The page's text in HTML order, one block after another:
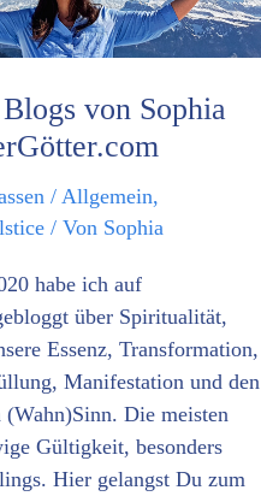
von Sophia
/ Allgemein,
/ Von Sophia
habe ich auf
über Spiritualität,
Essenz, Transformation,
Manifestation und den
(Wahn)Sinn. Die meisten
Gültigkeit, besonders
Hier gelangst Du zum